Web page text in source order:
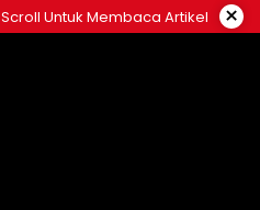
Scroll Untuk Membaca Artikel ×